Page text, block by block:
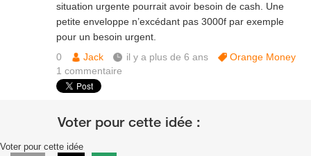
situation urgente pourrait avoir besoin de cash. Une
petite enveloppe n’excédant pas 3000f par exemple
pour un besoin urgent.
0
Jack il y a plus de 6 ans
Orange Money
1commentaire
Voter pour cette idée